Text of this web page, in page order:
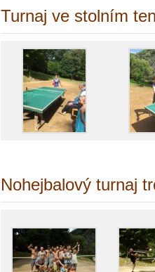
Turnaj ve stolním
Nohejbalový turnaj